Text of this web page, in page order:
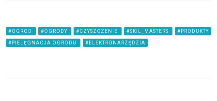
#OGROD #OGRODY #CZYSZCZENIE #SKIL_MASTERS #PRODUKTY
#PIELĘGNACJA OGRODU #ELEKTRONARZĘDZIA